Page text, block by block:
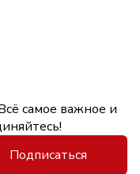
самое важное и
Подписаться